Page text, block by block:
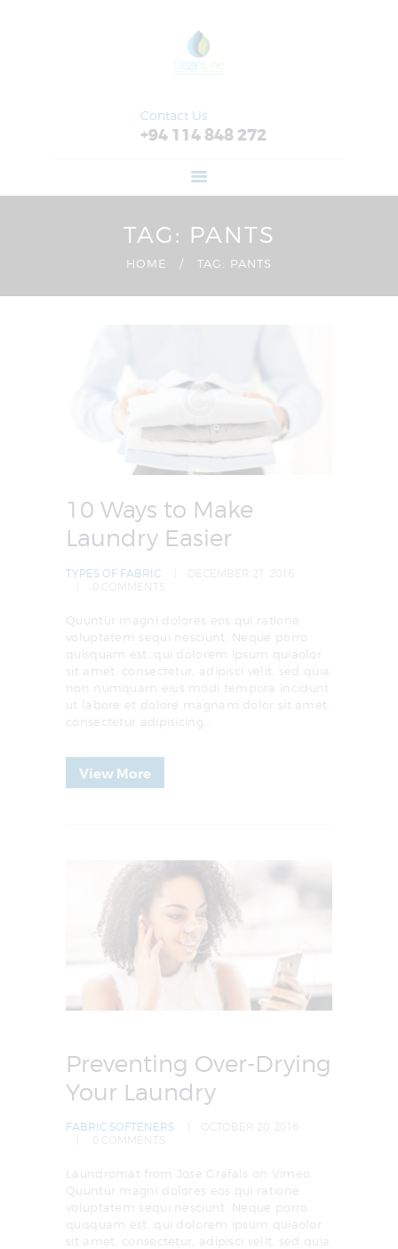
Contact Us
+94 114 848 272
TAG: PANTS
HOME TAG: PANTS
FEATURES
SERVICES
RETAIL
CONTACT US
10 Ways to Make
Laundry Easier
TYPES OF FABRIC
Quuntur magni dolores eos qui ratione
voluptatem sequi nesciunt. Neque porro
quisquam est, qui dolorem ipsum quiaolor
sit amet, consectetur, adipisci velit, sed quia
non numquam eius modi tempora incidunt
ut labore et dolore magnam dolor sit amet,
consectetur adipisicing…
View More
Preventing Over-Drying
Your Laundry
FABRIC SOFTENERS
Laundromat from Jose Grafals on Vimeo.
Quuntur magni dolores eos qui ratione
voluptatem sequi nesciunt. Neque porro
quisquam est, qui dolorem ipsum quiaolor
sit amet, consectetur, adipisci velit, sed quia